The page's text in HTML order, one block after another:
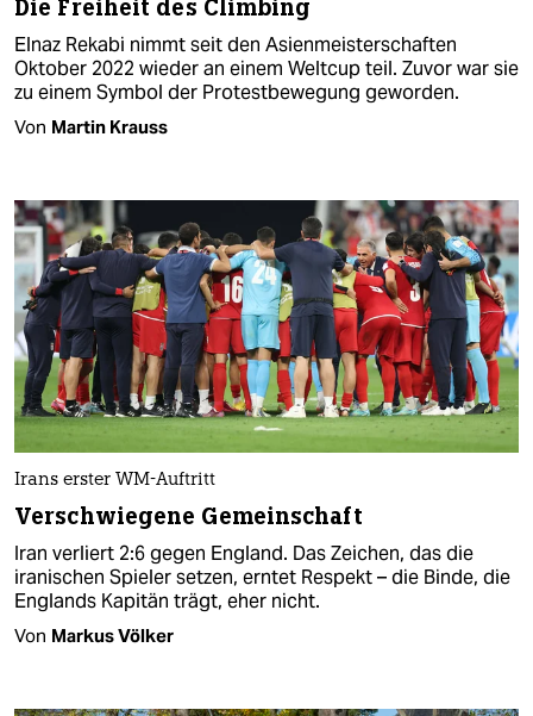
Die Freiheit des Climbing
Elnaz Rekabi nimmt seit den Asienmeisterschaften
Oktober 2022 wieder an einem Weltcup teil. Zuvor war sie
zu einem Symbol der Protestbewegung geworden.
Von Martin Krauss
Irans erster WM-Auftritt
Verschwiegene Gemeinschaft
Iran verliert 2:6 gegen England. Das Zeichen, das die
iranischen Spieler setzen, erntet Respekt – die Binde, die
Englands Kapitän trägt, eher nicht.
Von Markus Völker